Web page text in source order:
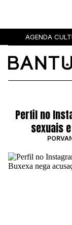
AGENDA
MÚSICA
SOCIEDADE
GRL PWR
ENTREVISTAS
Perfil no
sexuais
POR